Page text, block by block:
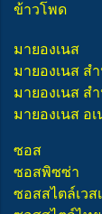
ข้าวโพด
มายองเนส
มายองเนส ส
มายองเนส ส
มายองเนส อ
ซอส
ซอสพิซซ่า
ซอสสไตล์เวส